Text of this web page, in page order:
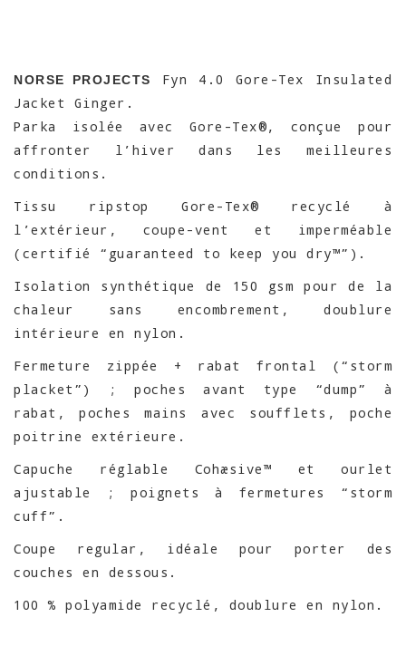
NORSE PROJECTS
Fyn 4.0 Gore-Tex Insulated
Jacket Ginger.
Parka isolée avec Gore-Tex®, conçue pour
affronter l’hiver dans les meilleures
conditions.
Tissu ripstop Gore-Tex® recyclé à
l’extérieur, coupe-vent et imperméable
(certifié “guaranteed to keep you dry™”).
Isolation synthétique de 150 gsm pour de la
chaleur sans encombrement, doublure
intérieure en nylon.
Fermeture zippée + rabat frontal (“storm
placket”) ; poches avant type “dump” à
rabat, poches mains avec soufflets, poche
poitrine extérieure.
Capuche réglable Cohæsive™ et ourlet
ajustable ; poignets à fermetures “storm
cuff”.
Coupe regular, idéale pour porter des
couches en dessous.
100 % polyamide recyclé, doublure en nylon.